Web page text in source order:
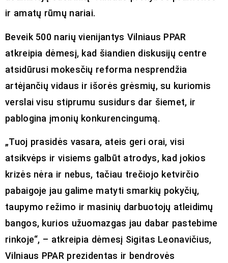
ir amatų rūmų nariai.
Beveik 500 narių vienijantys Vilniaus PPAR
atkreipia dėmesį, kad šiandien diskusijų centre
atsidūrusi mokesčių reforma nesprendžia
artėjančių vidaus ir išorės grėsmių, su kuriomis
verslai visu stiprumu susidurs dar šiemet, ir
pablogina įmonių konkurencingumą.
„Tuoj prasidės vasara, ateis geri orai, visi
atsikvėps ir visiems galbūt atrodys, kad jokios
krizės nėra ir nebus, tačiau trečiojo ketvirčio
pabaigoje jau galime matyti smarkių pokyčių,
taupymo režimo ir masinių darbuotojų atleidimų
bangos, kurios užuomazgas jau dabar pastebime
rinkoje“, – atkreipia dėmesį Sigitas Leonavičius,
Vilniaus PPAR prezidentas ir bendrovės